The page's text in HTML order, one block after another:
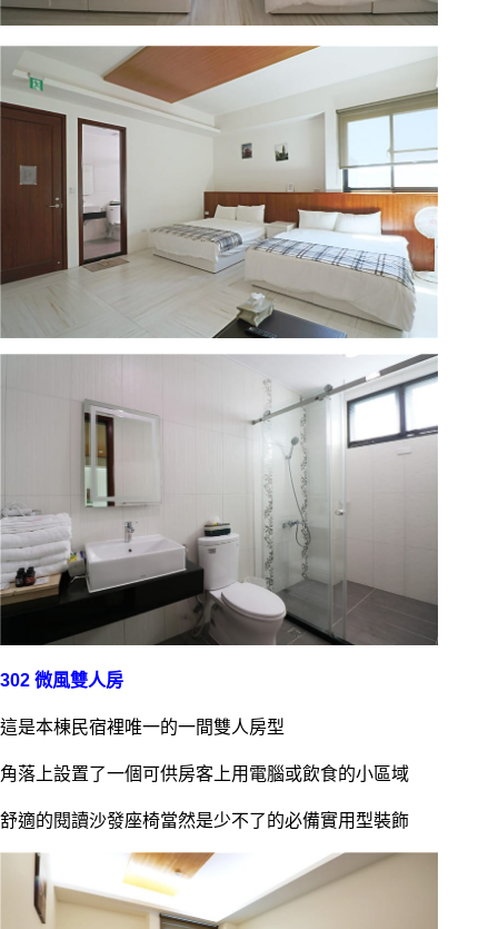
302 微風雙人房
這是本棟民宿裡唯一的一間雙人房型
角落上設置了一個可供房客上用電腦或飲食的小區域
舒適的閱讀沙發座椅當然是少不了的必備實用型裝飾